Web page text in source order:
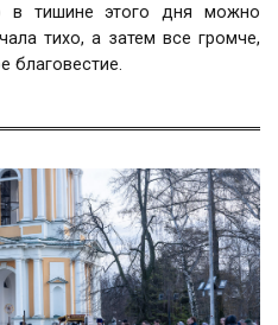
в тишине этого дня можно
тихо, а затем все громче,
благовестие.